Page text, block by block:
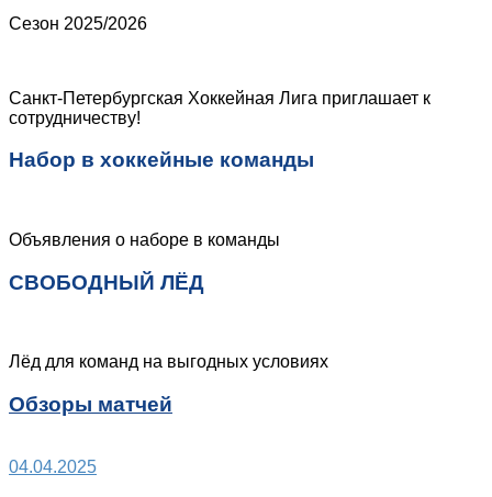
Сезон 2025/2026
Санкт-Петербургская Хоккейная Лига приглашает к
сотрудничеству!
Набор в хоккейные команды
Объявления о наборе в команды
СВОБОДНЫЙ ЛЁД
Лёд для команд на выгодных условиях
Обзоры матчей
04.04.2025